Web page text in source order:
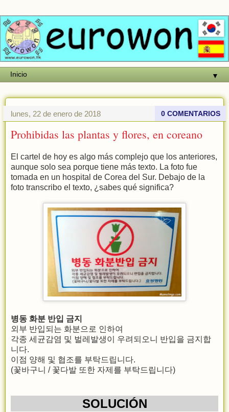
▼
lunes, 22 de enero de 2018 0 COMENTARIOS
Prohibidas las plantas y flores, en coreano
El cartel de hoy es algo más complejo que los anteriores,
aunque solo sea porque tiene más texto. La foto fue
tomada en un hospital de Corea del Sur. Debajo de la
foto transcribo el texto, ¿sabes qué significa?
병동 화분 반입 금지
외부 반입되는 화분으로 인하여
각종 세균감염 및 벌레발생이 우려되오니 반입을 금지합
니다.
이점 양해 및 협조를 부탁드립니다.
(꽃바구니 / 꽃다발 또한 자제를 부탁드립니다)
SOLUCIÓN